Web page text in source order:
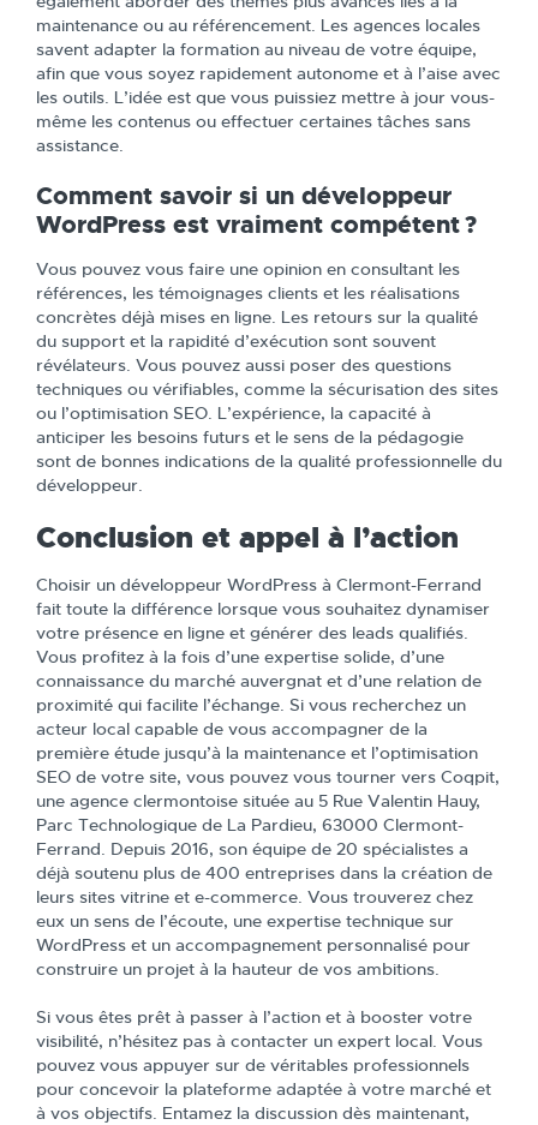
maintenance ou au référencement. Les agences locales
savent adapter la formation au niveau de votre équipe,
afin que vous soyez rapidement autonome et à l’aise avec
les outils. L’idée est que vous puissiez mettre à jour vous-
même les contenus ou effectuer certaines tâches sans
assistance.
Comment savoir si un développeur
WordPress est vraiment compétent ?
Vous pouvez vous faire une opinion en consultant les
références, les témoignages clients et les réalisations
concrètes déjà mises en ligne. Les retours sur la qualité
du support et la rapidité d’exécution sont souvent
révélateurs. Vous pouvez aussi poser des questions
techniques ou vérifiables, comme la sécurisation des sites
ou l’optimisation SEO. L’expérience, la capacité à
anticiper les besoins futurs et le sens de la pédagogie
sont de bonnes indications de la qualité professionnelle du
développeur.
Conclusion et appel à l’action
Choisir un développeur WordPress à Clermont-Ferrand
fait toute la différence lorsque vous souhaitez dynamiser
votre présence en ligne et générer des leads qualifiés.
Vous profitez à la fois d’une expertise solide, d’une
connaissance du marché auvergnat et d’une relation de
proximité qui facilite l’échange. Si vous recherchez un
acteur local capable de vous accompagner de la
première étude jusqu’à la maintenance et l’optimisation
SEO de votre site, vous pouvez vous tourner vers Coqpit,
une agence clermontoise située au 5 Rue Valentin Hauy,
Parc Technologique de La Pardieu, 63000 Clermont-
Ferrand. Depuis 2016, son équipe de 20 spécialistes a
déjà soutenu plus de 400 entreprises dans la création de
leurs sites vitrine et e-commerce. Vous trouverez chez
eux un sens de l’écoute, une expertise technique sur
WordPress et un accompagnement personnalisé pour
construire un projet à la hauteur de vos ambitions.
Si vous êtes prêt à passer à l’action et à booster votre
visibilité, n’hésitez pas à contacter un expert local. Vous
pouvez vous appuyer sur de véritables professionnels
pour concevoir la plateforme adaptée à votre marché et
à vos objectifs. Entamez la discussion dès maintenant,